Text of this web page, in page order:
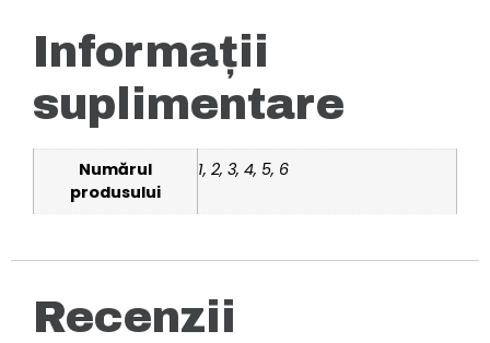
Informații
suplimentare
Numărul
produsului
1, 2, 3, 4, 5, 6
Recenzii